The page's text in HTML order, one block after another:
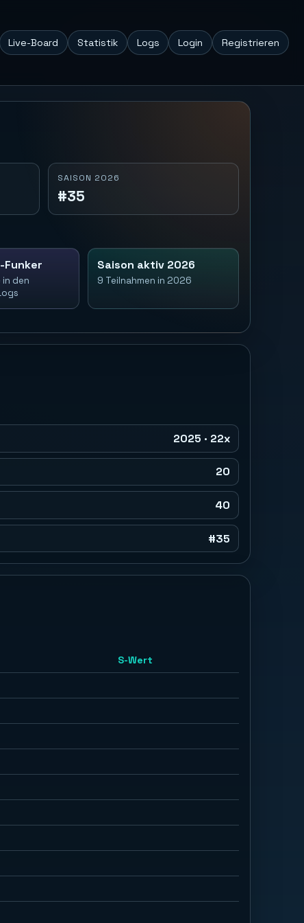
Live-Board Statistik Logs Login Registrieren
SAISON 2026
#35
Funker
den
Saison aktiv 2026
9 Teilnahmen in 2026
2025 · 22x
20
40
#35
S-Wert